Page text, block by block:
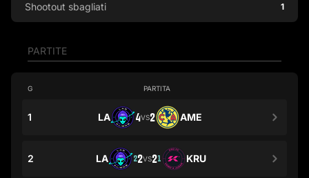
PARTITE
G PARTITA
1 LA 4VS2 AME
2 LA 22VS21 KRU
Shootout sbagliati 1